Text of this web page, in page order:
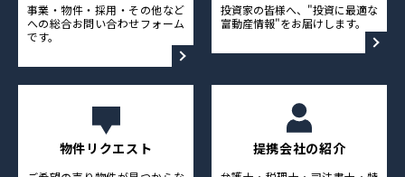
事業・物件・採用・その他など
への総合お問い合わせフォーム
です。
投資家の皆様へ、"投資に最適な
富動産情報"をお届けします。
物件リクエスト 提携会社の紹介